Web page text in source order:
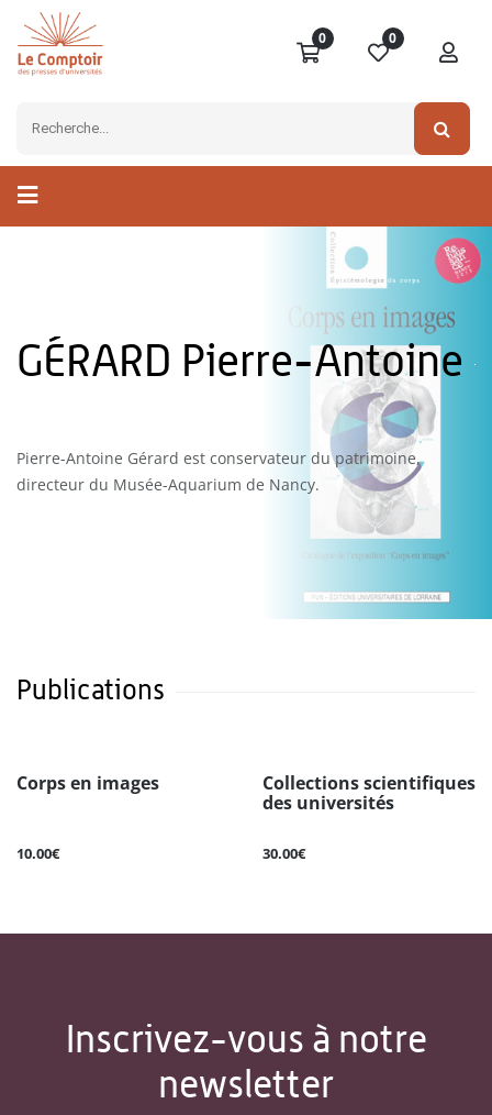
0 0
GÉRARD Pierre-Antoine
Pierre-Antoine Gérard est conservateur du patrimoine,
directeur du Musée-Aquarium de Nancy.
Publications
Corps en images
10.00€
Collections scientifiques
des universités
30.00€
Inscrivez-vous à notre
newsletter